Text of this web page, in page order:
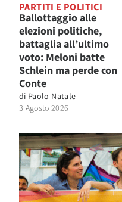
PARTITI E POLITICI
Ballottaggio alle
elezioni politiche,
battaglia all’ultimo
voto: Meloni batte
Schlein ma perde con
Conte
di Paolo Natale
3 Agosto 2026